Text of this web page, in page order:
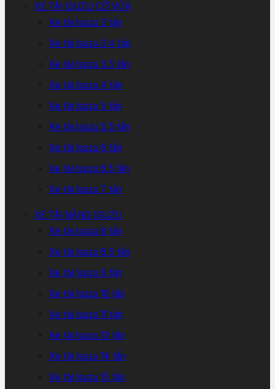
XE TẢI ISUZU CỠ VỪA
Xe tải Isuzu 3 tấn
Xe tải Isuzu 3.4 tấn
Xe tải Isuzu 3.5 tấn
Xe tải Isuzu 4 tấn
Xe tải Isuzu 5 tấn
Xe tải Isuzu 5.5 tấn
Xe tải Isuzu 6 tấn
Xe tải Isuzu 6.5 tấn
Xe tải Isuzu 7 tấn
XE TẢI NẶNG ISUZU
Xe tải Isuzu 8 tấn
Xe tải Isuzu 8.5 tấn
Xe tải Isuzu 9 tấn
Xe tải Isuzu 10 tấn
Xe tải Isuzu 11 tấn
Xe tải Isuzu 13 tấn
Xe tải Isuzu 14 tấn
Xe tải Isuzu 15 tấn